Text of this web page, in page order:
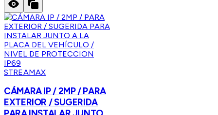
STREAMAX
CÁMARA IP / 2MP / PARA
EXTERIOR / SUGERIDA